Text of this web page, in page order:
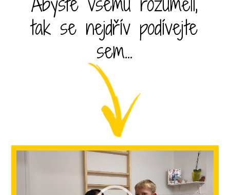
tak se nejdřív podívejte
sem...